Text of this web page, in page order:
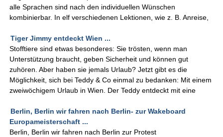
alle Sprachen sind nach den individuellen Wünschen
kombinierbar. In elf verschiedenen Lektionen, wie z. B. Anreise,
Tiger Jimmy entdeckt Wien ...
Stofftiere sind etwas besonderes: Sie trösten, wenn man
Unterstützung braucht, geben Sicherheit und können gut
zuhören. Aber haben sie jemals Urlaub? Jetzt gibt es die
Möglichkeit, sich bei Teddy & Co einmal zu bedanken: Mit einem
zweiwöchigem Urlaub in Wien. Der Teddy entdeckt mit eine
Berlin, Berlin wir fahren nach Berlin- zur Wakeboard
Europameisterschaft ...
Berlin, Berlin wir fahren nach Berlin zur Protest